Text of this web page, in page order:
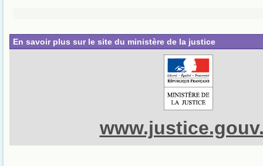
En savoir plus sur le site du ministère de la justice